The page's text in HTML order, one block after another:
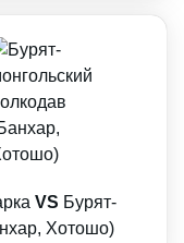
VS Бурят-
Хотошо)